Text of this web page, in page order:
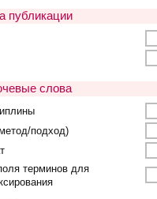
публикации
слова
подход)
терминов для